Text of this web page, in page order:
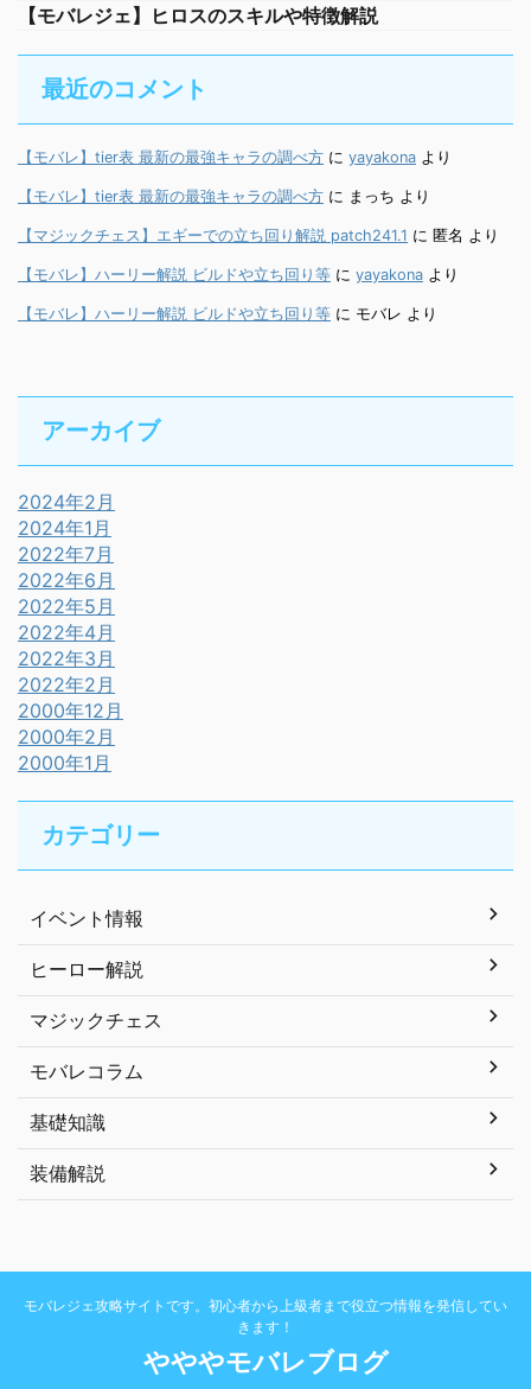
【モバレジェ】ヒロスのスキルや特徴解説
最近のコメント
【モバレ】tier表 最新の最強キャラの調べ方 に yayakona より
【モバレ】tier表 最新の最強キャラの調べ方 に まっち より
【マジックチェス】エギーでの立ち回り解説 patch241.1 に 匿名 より
【モバレ】ハーリー解説 ビルドや立ち回り等 に yayakona より
【モバレ】ハーリー解説 ビルドや立ち回り等 に モバレ より
アーカイブ
2024年2月
2024年1月
2022年7月
2022年6月
2022年5月
2022年4月
2022年3月
2022年2月
2000年12月
2000年2月
2000年1月
カテゴリー
イベント情報
ヒーロー解説
マジックチェス
モバレコラム
基礎知識
装備解説
モバレジェ攻略サイトです。初心者から上級者まで役立つ情報を発信してい
きます！
やややモバレブログ